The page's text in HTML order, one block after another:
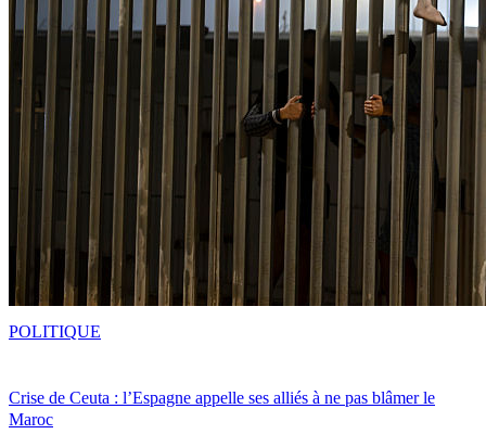
Crise de Ceuta : l’Espagne appelle ses alliés à ne pas blâmer le
Maroc
POLITIQUE